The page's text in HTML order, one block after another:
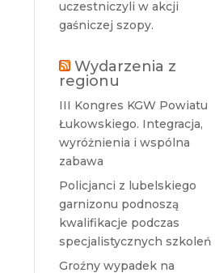
uczestniczyli w akcji
gaśniczej szopy.
Wydarzenia z
regionu
III Kongres KGW Powiatu
Łukowskiego. Integracja,
wyróżnienia i wspólna
zabawa
Policjanci z lubelskiego
garnizonu podnoszą
kwalifikacje podczas
specjalistycznych szkoleń
Groźny wypadek na